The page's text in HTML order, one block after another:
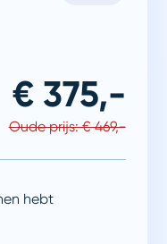
€ 375,-
Oude prijs: € 469,-
hebt